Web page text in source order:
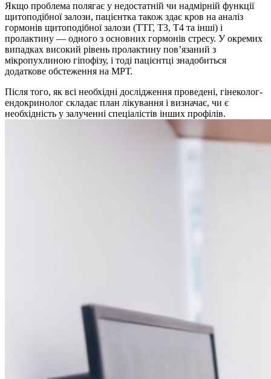
Якщо проблема полягає у недостатній чи надмірній функції
щитоподібної залози, пацієнтка також здає кров на аналіз
гормонів щитоподібної залози (ТТГ, Т3, Т4 та інші) і
пролактину — одного з основних гормонів стресу. У окремих
випадках високий рівень пролактину пов’язаний з
мікропухлиною гіпофізу, і тоді пацієнтці знадобиться
додаткове обстеження на МРТ.
Після того, як всі необхідні дослідження проведені, гінеколог-
ендокринолог складає план лікування і визначає, чи є
необхідність у залученні спеціалістів інших профілів.